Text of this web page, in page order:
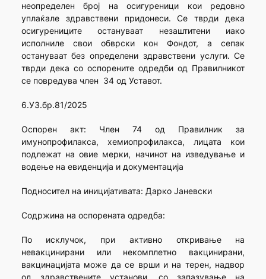
неопределен број на осигуреници кои редовно
уплаќале здравствени придонеси. Се тврди дека
осигурениците остануваат незаштитени иако
исполниле свои обврски кон Фондот, а сепак
остануваат без определени здравствени услуги. Се
тврди дека со оспорените одредби од Правилникот
се повредува член 34 од Уставот.
6.УЗ.бр.81/2025
Оспорен акт: Член 74 од Правилник за
имунопрофилакса, хемиопрофилакса, лицата кои
подлежат на овие мерки, начинот на изведување и
водење на евиденција и документација
Подносител на иницијативата: Дарко Јаневски
Содржина на оспорената одредба:
По исклучок, при активно откривање на
невакцинирани или некомплетно вакцинирани,
вакцинацијата може да се врши и на терен, надвор